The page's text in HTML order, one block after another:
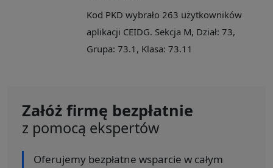
Kod PKD wybrało 263 użytkowników
aplikacji CEIDG. Sekcja M, Dział: 73,
Grupa: 73.1, Klasa: 73.11
Załóż firmę bezpłatnie
z pomocą ekspertów
Oferujemy bezpłatne wsparcie w całym